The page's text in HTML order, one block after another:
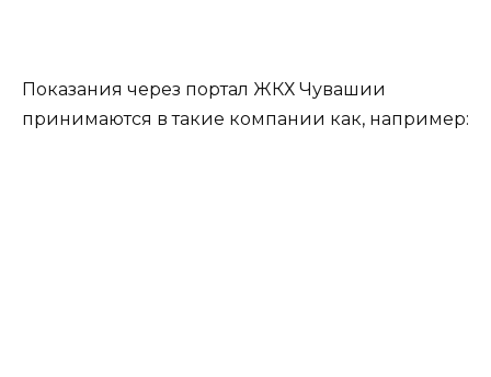
Показания через портал ЖКХ Чувашии
принимаются в такие компании как, например: